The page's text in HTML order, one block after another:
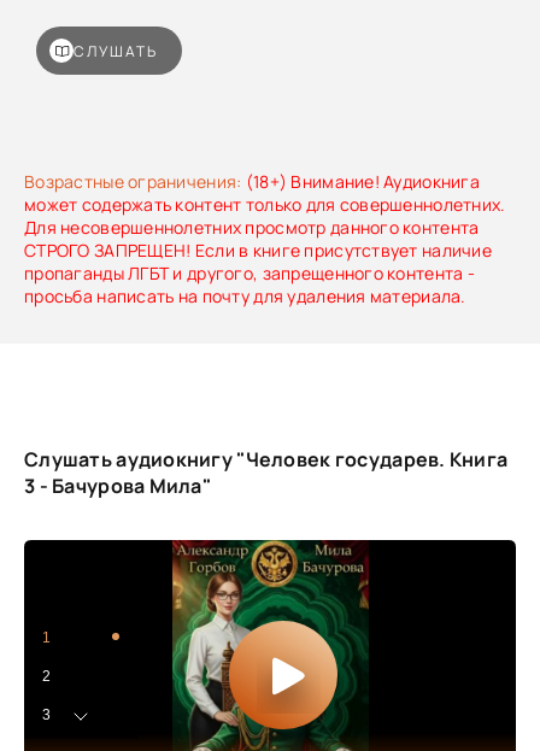
бюрократических качеств и высоким уровнем
самодурства. Помимо этого, Михаил оказывается
вовлечён в очень серьёзное расследование. В деле
в самое сердце государственного могущества. Коллегия
магической безопасности берётся за дело!
Возрастные ограничения: (18+) Внимание! Аудиокнига
может содержать контент только для совершеннолетних.
Для несовершеннолетних просмотр данного контента
СТРОГО ЗАПРЕЩЕН! Если в книге присутствует наличие
пропаганды ЛГБТ и другого, запрещенного контента -
просьба написать на почту для удаления материала.
СЛУШАТЬ
Слушать аудиокнигу "Человек государев. Книга
3 - Бачурова Мила"
1
2
3